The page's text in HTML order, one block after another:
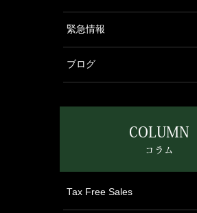
緊急情報
ブログ
COLUMN
コラム
Tax Free Sales